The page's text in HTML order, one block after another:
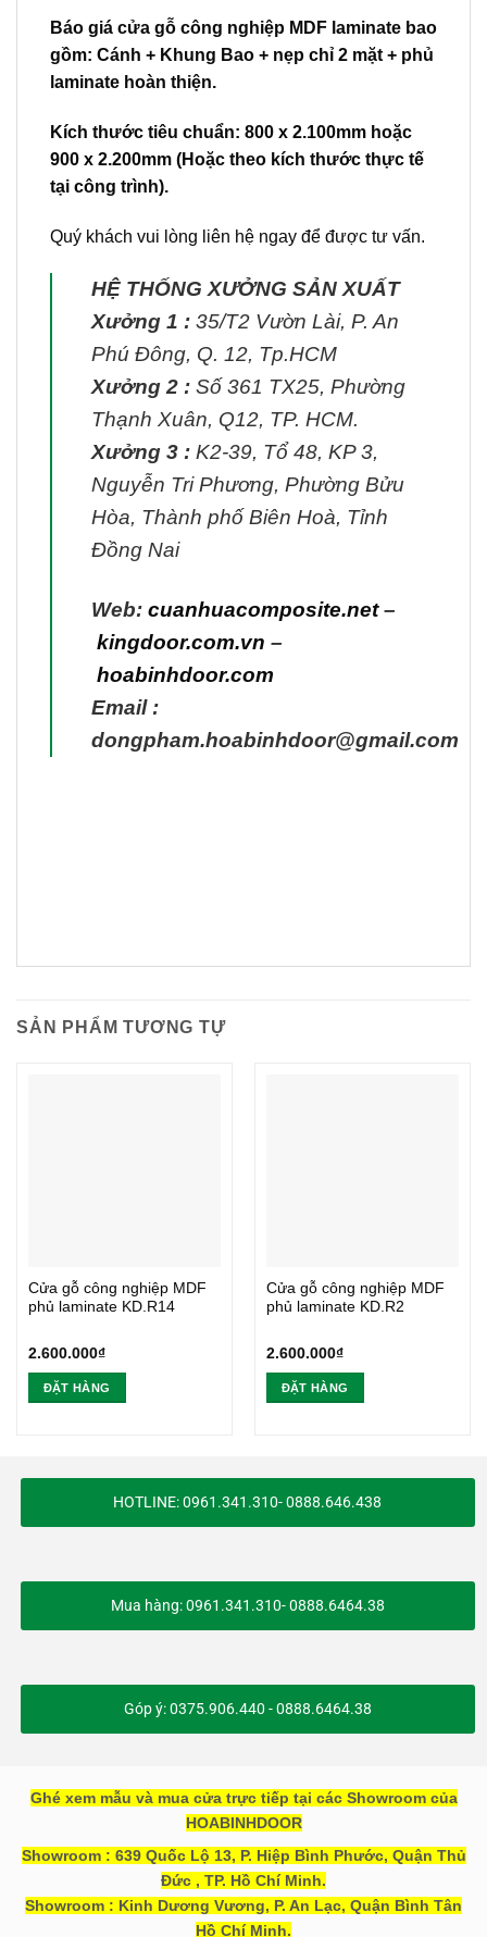
Báo giá cửa gỗ công nghiệp MDF laminate bao
gồm: Cánh + Khung Bao + nẹp chỉ 2 mặt + phủ
laminate hoàn thiện.
Kích thước tiêu chuẩn: 800 x 2.100mm hoặc
900 x 2.200mm (Hoặc theo kích thước thực tế
tại công trình).
Quý khách vui lòng liên hệ ngay để được tư vấn.
HỆ THỐNG XƯỞNG SẢN XUẤT
Xưởng 1 : 35/T2 Vườn Lài, P. An
Phú Đông, Q. 12, Tp.HCM
Xưởng 2 : Số 361 TX25, Phường
Thạnh Xuân, Q12, TP. HCM.
Xưởng 3 : K2-39, Tổ 48, KP 3,
Nguyễn Tri Phương, Phường Bửu
Hòa, Thành phố Biên Hoà, Tỉnh
Đồng Nai
Web: cuanhuacomposite.net–
kingdoor.com.vn –
hoabinhdoor.com
Email :
dongpham.hoabinhdoor@gmail.com
SẢN PHẨM TƯƠNG TỰ
Cửa gỗ công nghiệp MDF
phủ laminate KD.R14
2.600.000₫
ĐẶT HÀNG
Cửa gỗ công nghiệp MDF
phủ laminate KD.R2
2.600.000₫
ĐẶT HÀNG
HOTLINE: 0961.341.310- 0888.646.438
Mua hàng: 0961.341.310- 0888.6464.38
Góp ý: 0375.906.440 - 0888.6464.38
Ghé xem mẫu và mua cửa trực tiếp tại các Showroom của
HOABINHDOOR
Showroom : 639 Quốc Lộ 13, P. Hiệp Bình Phước, Quận Thủ
Đức , TP. Hồ Chí Minh.
Showroom : Kinh Dương Vương, P. An Lạc, Quận Bình Tân
Hồ Chí Minh.